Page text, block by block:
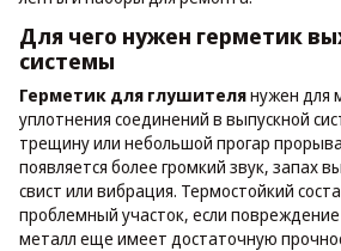
Для чего нужен герметик
системы
Герметик для глушителянужен для
уплотнения соединений в выпускной
трещину или небольшой прогар
появляется более громкий звук, запах
свист или вибрация. Термостойкий
проблемный участок, если
металл еще имеет достаточную